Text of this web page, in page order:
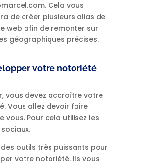
Cela vous
de créer plusieurs alias de
web afin de remonter sur
géographiques précises.
votre notoriété
vous devez accroître votre
Vous allez devoir faire
vous. Pour cela utilisez les
outils très puissants pour
votre notoriété. Ils vous